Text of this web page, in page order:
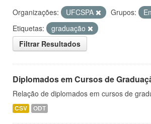
Organizações: UFCSPA Grupos:
Etiquetas:
graduação
Filtrar Resultados
Diplomados em Cursos de
Relação de diplomados em cursos de
CSV ODT